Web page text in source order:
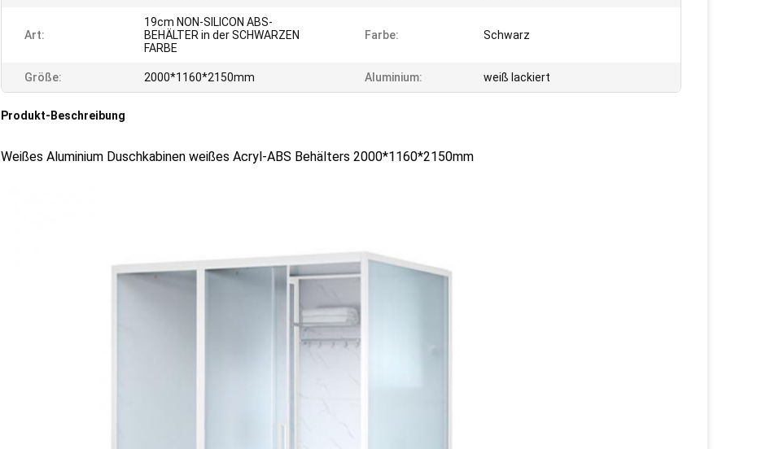
Art:
19cm NON-SILICON ABS-
BEHÄLTER in der SCHWARZEN
FARBE
Farbe: Schwarz
Größe: 2000*1160*2150mm Aluminium: weiß lackiert
Produkt-Beschreibung
Weißes Aluminium Duschkabinen weißes Acryl-ABS Behälters 2000*1160*2150mm